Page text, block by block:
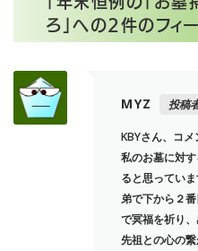
ろ 」への2件のフィ
MYZ 投稿
KBYさん、コメ
私のお墓に対
ると思ってい
弟で下から２
で冥福を祈り、
先祖との心の